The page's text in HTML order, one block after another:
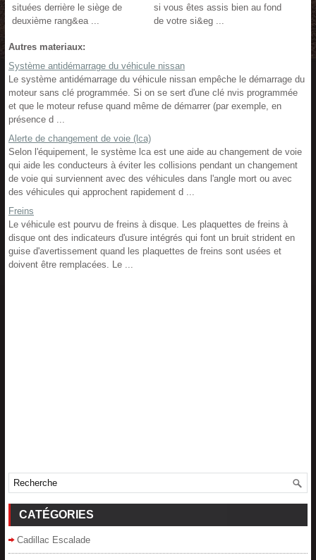
situées derrière le siège de
deuxième rang&ea ...
si vous êtes assis bien au fond
de votre si&eg ...
Autres materiaux:
Système antidémarrage du véhicule nissan
Le système antidémarrage du véhicule nissan empêche le démarrage du
moteur sans clé programmée. Si on se sert d'une clé nvis programmée
et que le moteur refuse quand même de démarrer (par exemple, en
présence d ...
Alerte de changement de voie (lca)
Selon l'équipement, le système lca est une aide au changement de voie
qui aide les conducteurs à éviter les collisions pendant un changement
de voie qui surviennent avec des véhicules dans l'angle mort ou avec
des véhicules qui approchent rapidement d ...
Freins
Le véhicule est pourvu de freins à disque. Les plaquettes de freins à
disque ont des indicateurs d'usure intégrés qui font un bruit strident en
guise d'avertissement quand les plaquettes de freins sont usées et
doivent être remplacées. Le ...
CATÉGORIES
Cadillac Escalade